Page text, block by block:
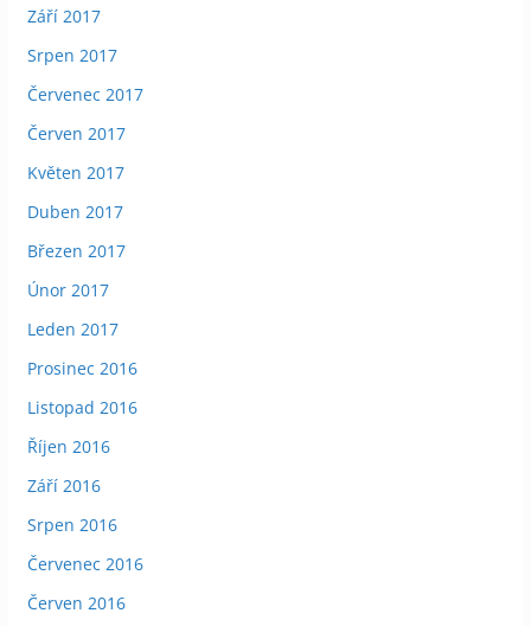
Září 2017
Srpen 2017
Červenec 2017
Červen 2017
Květen 2017
Duben 2017
Březen 2017
Únor 2017
Leden 2017
Prosinec 2016
Listopad 2016
Říjen 2016
Září 2016
Srpen 2016
Červenec 2016
Červen 2016